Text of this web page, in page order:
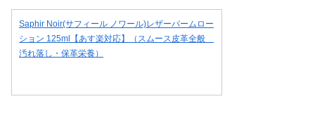
Saphir Noir(サフィール ノワール)レザーバームロー
ション 125ml【あす楽対応】（スムース皮革全般
汚れ落し・保革栄養）